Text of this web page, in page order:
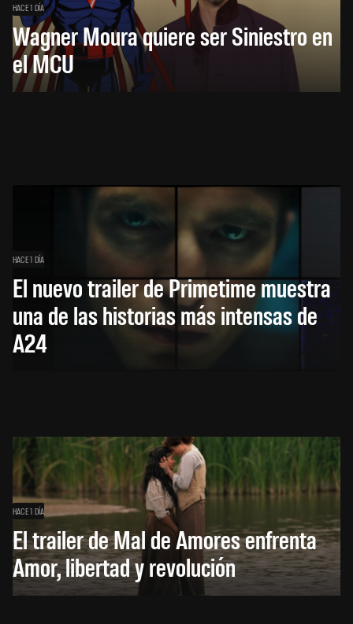
HACE 1 DÍA
Wagner Moura quiere ser Siniestro en
el MCU
HACE 1 DÍA
El nuevo trailer de Primetime muestra
una de las historias más intensas de
A24
HACE 1 DÍA
El trailer de Mal de Amores enfrenta
Amor, libertad y revolución